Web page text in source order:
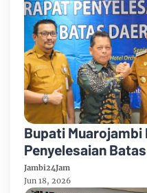
Bupati Muarojambi
Penyelesaian
Kemengagri
Wilayah
Jambi24Jam
Jun 18, 2026